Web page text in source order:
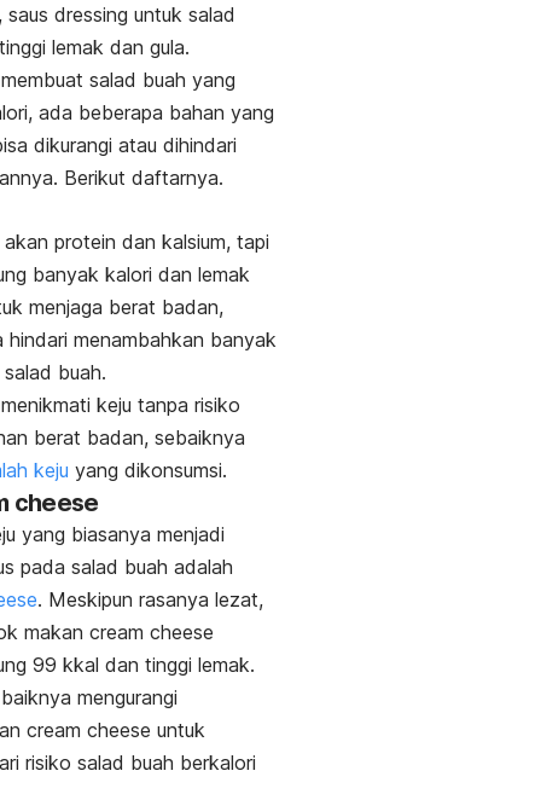
saus dressing untuk salad
lemak dan gula.
salad buah yang
ada beberapa bahan yang
dikurangi atau dihindari
Berikut daftarnya.
protein dan kalsium, tapi
banyak kalori dan lemak
menjaga berat badan,
hindari menambahkan banyak
buah.
keju tanpa risiko
berat badan, sebaiknya
keju yang dikonsumsi.
cheese
yang biasanya menjadi
pada salad buah adalah
. Meskipun rasanya lezat,
makan cream cheese
99 kkal dan tinggi lemak.
mengurangi
cream cheese untuk
risiko salad buah berkalori